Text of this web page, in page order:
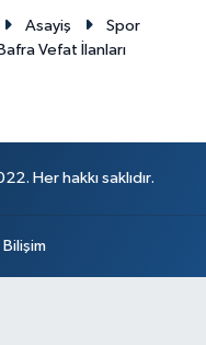
Asayiş
Spor
Vefat İlanları
Her hakkı saklıdır.
Bilişim